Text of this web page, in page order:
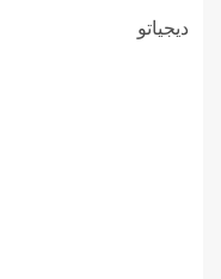
دیجیاتو